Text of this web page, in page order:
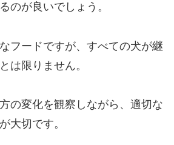
のが良いでしょう。
フードですが、すべての犬が継
は限りません。
の変化を観察しながら、適切な
大切です。